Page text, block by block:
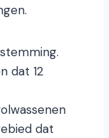
dat 12
dat